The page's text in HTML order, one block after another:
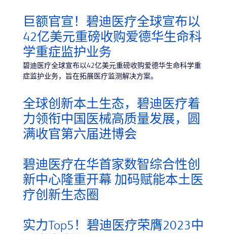
巨额官宣！碧迪医疗全球宣布以
42亿美元重磅收购爱德华生命科
学重症监护业务
碧迪医疗全球宣布以42亿美元重磅收购爱德华生命科学重
症监护业务，旨在拓展医疗监测解决方案。
全球创新本土生态，碧迪医疗着
力领衔中国医械高质量发展，圆
满收官第六届进博会
碧迪医疗在华首家数智综合性创
新中心隆重开幕 加码赋能本土医
疗创新生态圈
实力Top5！碧迪医疗荣膺2023中